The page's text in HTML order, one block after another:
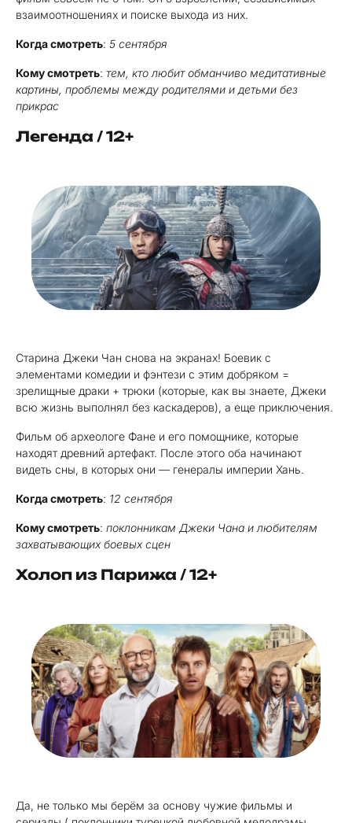
взаимоотношениях и поиске выхода из них.
Когда смотреть: 5 сентября
Кому смотреть: тем, кто любит обманчиво медитативные
картины, проблемы между родителями и детьми без
прикрас
Легенда / 12+
Старина Джеки Чан снова на экранах! Боевик с
элементами комедии и фэнтези с этим добряком =
зрелищные драки + трюки (которые, как вы знаете, Джеки
всю жизнь выполнял без каскадеров), а еще приключения.
Фильм об археологе Фане и его помощнике, которые
находят древний артефакт. После этого оба начинают
видеть сны, в которых они — генералы империи Хань.
Когда смотреть: 12 сентября
Кому смотреть: поклонникам Джеки Чана и любителям
захватывающих боевых сцен
Холоп из Парижа / 12+
Да, не только мы берём за основу чужие фильмы и